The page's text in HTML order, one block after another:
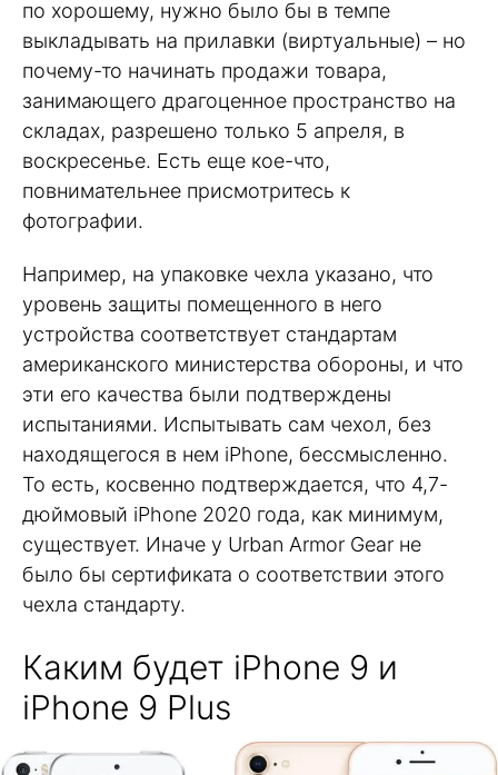
по хорошему, нужно было бы в темпе
выкладывать на прилавки (виртуальные) – но
почему-то начинать продажи товара,
занимающего драгоценное пространство на
складах, разрешено только 5 апреля, в
воскресенье. Есть еще кое-что,
повнимательнее присмотритесь к
фотографии.
Например, на упаковке чехла указано, что
уровень защиты помещенного в него
устройства соответствует стандартам
американского министерства обороны, и что
эти его качества были подтверждены
испытаниями. Испытывать сам чехол, без
находящегося в нем iPhone, бессмысленно.
То есть, косвенно подтверждается, что 4,7-
дюймовый iPhone 2020 года, как минимум,
существует. Иначе у Urban Armor Gear не
было бы сертификата о соответствии этого
чехла стандарту.
Каким будет iPhone 9 и
iPhone 9 Plus